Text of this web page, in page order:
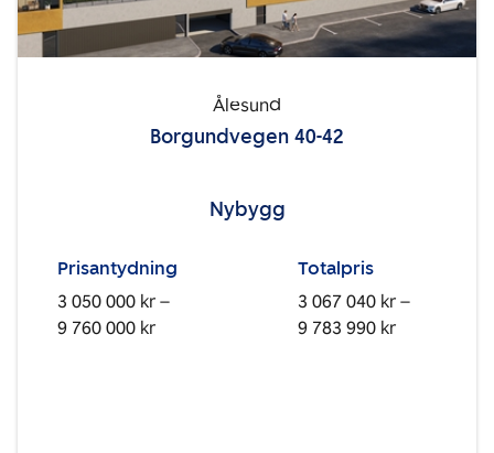
Ålesund
Borgundvegen 40-42
Nybygg
Prisantydning
3 050 000 kr –
9 760 000 kr
Totalpris
3 067 040 kr –
9 783 990 kr